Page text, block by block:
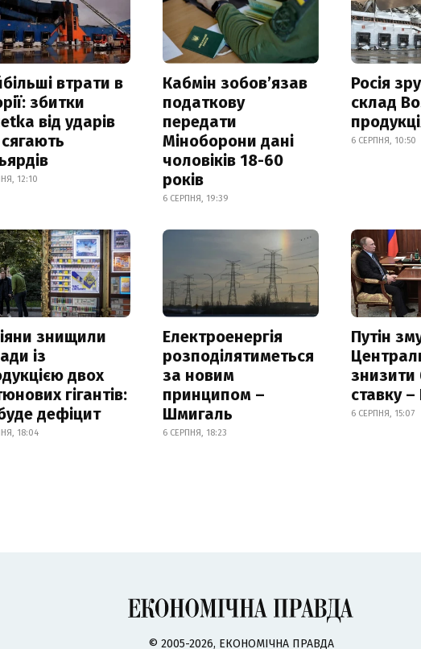
втрати в
збитки
від ударів
12:10
Кабмін зобовʼязав
податкову
передати
Міноборони дані
чоловіків 18-60
років
6 СЕРПНЯ, 19:39
Росія
склад
6 СЕРПНЯ, 10:50
знищили
із
двох
гігантів:
дефіцит
18:04
Електроенергія
розподілятиметься
за новим
принципом –
Шмигаль
6 СЕРПНЯ, 18:23
Путін
знизити
ставку
6 СЕРПНЯ, 15:07
© 2005-2026, ЕКОНОМІЧНА ПРАВДА